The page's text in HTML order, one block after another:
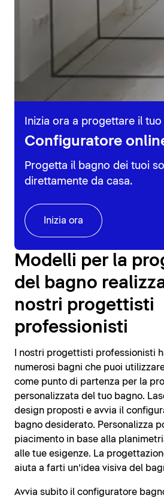
Inizia ora a progettare il
Configuratore
Progetta il bagno dei tuoi
direttamente da casa.
Inizia ora
Modelli per la
del bagno
nostri progettisti
professionisti
I nostri progettisti professionisti
numerosi bagni che puoi
come punto di partenza per la
personalizzata del tuo bagno.
design proposti e avvia il
bagno desiderato. Personalizza
piacimento in base alla
alle tue esigenze. La
aiuta a farti un’idea visiva del
Avvia subito il configuratore